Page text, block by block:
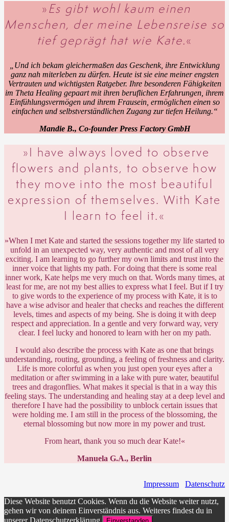
»Es gibt wohl kaum einen
Menschen, der meine Lebensreise so
tief geprägt hat wie Kate.«
„Und ich bekam gleichermaßen das Geschenk, ihre Entwicklung
ganz nah miterleben zu dürfen. Heute ist sie eine meiner engsten
Vertrauten und wichtigsten Ratgeber. Ihre besonderen Fähigkeiten
im Theta Healing gepaart mit ihren beruflichen Erfahrungen, ihrem
Einfühlungsvermögen und ihrem Frausein, ermöglichen einen so
einfachen und selbstverständlichen Zugang zur tiefen Heilung.“
Mandie B., Co-founder Press Factory GmbH
»I have always loved to observe
flowers and plants, to observe how
they move into the most beautiful
expression of themselves. With Kate
I learn to feel it.«
»When I met Kate and started the sessions together my life started to
unfold in an unexpected way, very authentic and most of all very
exciting. I am learning to go further my own limits and trust into the
inner voice that lights my path. For doing that there is some real
inner work, Kate helps me very much on that. Words many times, at
least for me, are not my best allies to express what I feel. But if I try
to give words to the experience of my process with Kate, it is to
have a wise advisor and healer that checks and reaches the different
levels, times and aspects of my being. She is doing it with deep
respect and appreciation. In a gentle and very forward way, very
clear. I feel lucky and honored to learn with her on my path.
I would also describe the process with Kate as one that brings
understanding, routing, grounding, a feeling of freshness and clarity.
Life is more colorful as when you just open your eyes after a
meditation or after swimming in a lake with pure water, beautiful
trees and dragonflies. What makes it special is that in a way this
feeling stays. The understanding and healing stay at a deep level and
therefore I have had the possibility to unblock certain issues that
were holding me. I am still in the process of the blossoming, the
eternal blossoming but now more in my power and trust.
From heart, thank you so much dear Kate!«
Manuela G.A., Berlin
Impressum
Datenschutz
Diese Website benutzt Cookies. Wenn du die Website weiter nutzt,
gehen wir von deinem Einverständnis aus. Weiteres findest du in
unserer Datenschutzerklärung.